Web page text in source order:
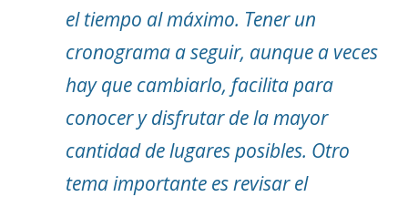
el tiempo al máximo. Tener un
cronograma a seguir, aunque a veces
hay que cambiarlo, facilita para
conocer y disfrutar de la mayor
cantidad de lugares posibles. Otro
tema importante es revisar el